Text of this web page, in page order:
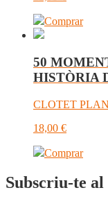
Comprar
50
HISTÒRIA
CLOTET
18,00 €
Comprar
Subscriu-te